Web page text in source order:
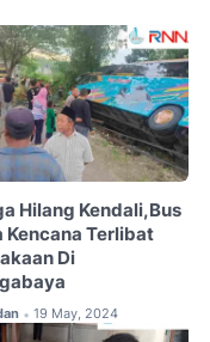
Hilang Kendali,Bus
Kencana Terlibat
Di
• 19 May, 2024